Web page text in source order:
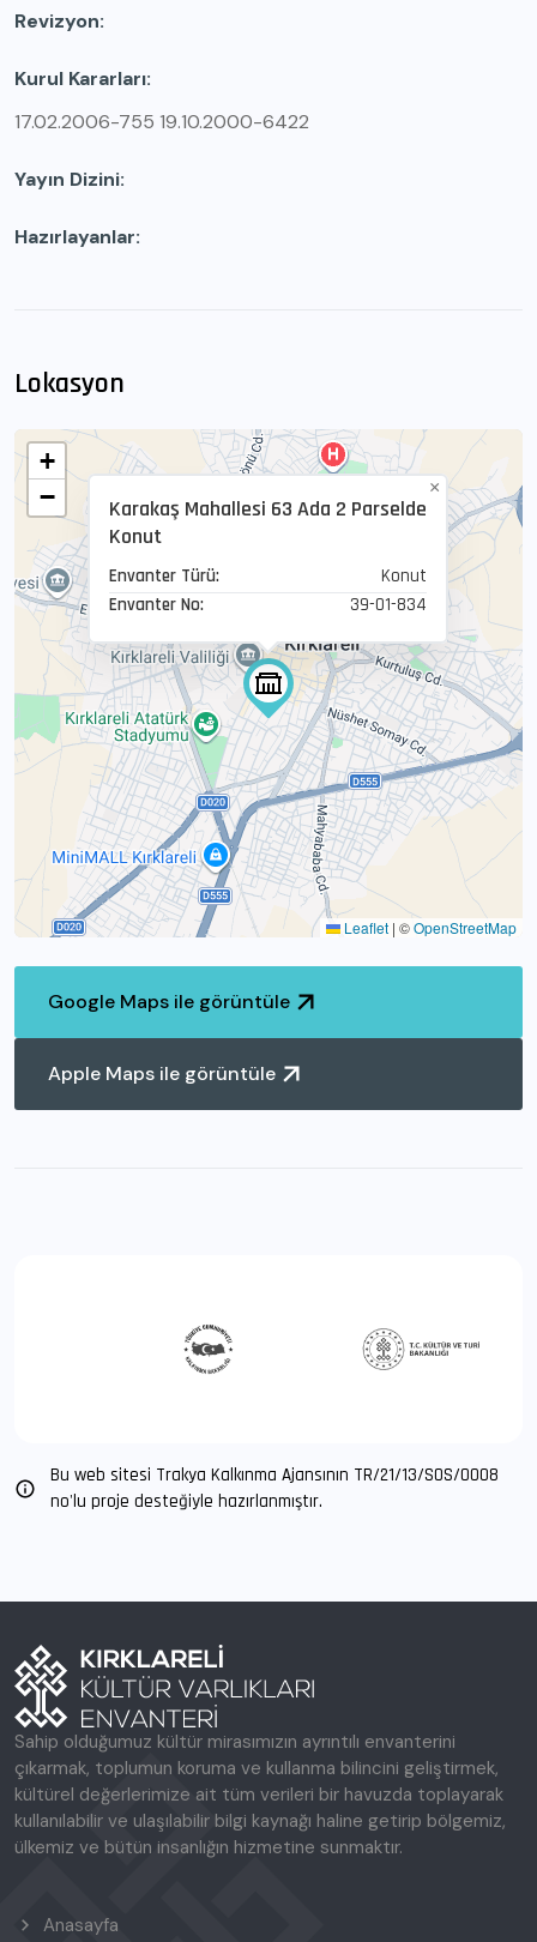
Revizyon
Kurul Kararları
17.02.2006-755 19.10.2000-6422
Yayın Dizini
Hazırlayanlar
Lokasyon
Karakaş Mahallesi 63 Ada 2 Parselde
Konut
Envanter Türü:
Konut
Envanter No:
39-01-834
×
+
−
Leaflet | ©OpenStreetMap
Google Maps ile görüntüle
Apple Maps ile görüntüle
Bu web sitesi Trakya Kalkınma Ajansının TR/21/13/SOS/O008
no'lu proje desteğiyle hazırlanmıştır.
Sahip olduğumuz kültür mirasımızın ayrıntılı envanterini
çıkarmak, toplumun koruma ve kullanma bilincini geliştirmek,
kültürel değerlerimize ait tüm verileri bir havuzda toplayarak
kullanılabilir ve ulaşılabilir bilgi kaynağı haline getirip bölgemiz,
ülkemiz ve bütün insanlığın hizmetine sunmaktır.
Anasayfa